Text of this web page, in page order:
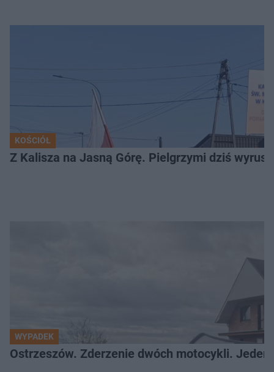
KOŚCIÓŁ
Z Kalisza na Jasną Górę. Pielgrzymi dziś
WYPADEK
Ostrzeszów. Zderzenie dwóch motocykli.